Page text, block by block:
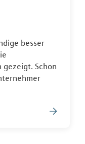
besser
Schon